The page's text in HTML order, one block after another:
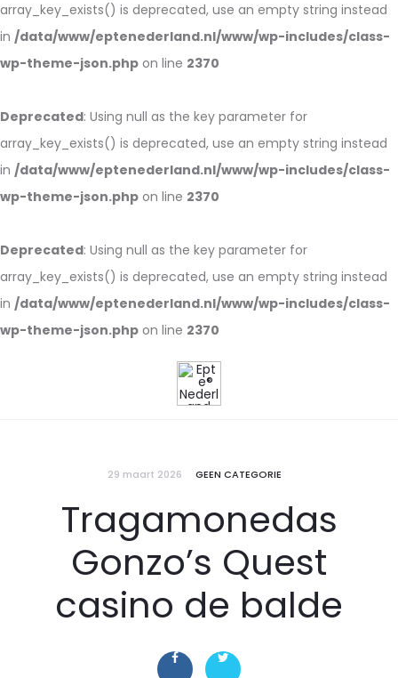
array_key_exists() is deprecated, use an empty string instead
in /data/www/eptenederland.nl/www/wp-includes/class-
wp-theme-json.php on line 2370
Deprecated: Using null as the key parameter for
array_key_exists() is deprecated, use an empty string instead
in /data/www/eptenederland.nl/www/wp-includes/class-
wp-theme-json.php on line 2370
Deprecated: Using null as the key parameter for
array_key_exists() is deprecated, use an empty string instead
in /data/www/eptenederland.nl/www/wp-includes/class-
wp-theme-json.php on line 2370
29 maart 2026 GEEN CATEGORIE
Tragamonedas
Gonzo’s Quest
casino de balde